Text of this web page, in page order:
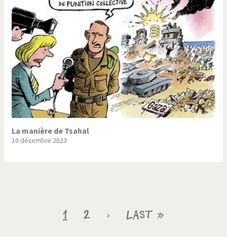
La manière de Tsahal
10 décembre 2023
Page
1 Page
2
Page
›
Dernière
Last »